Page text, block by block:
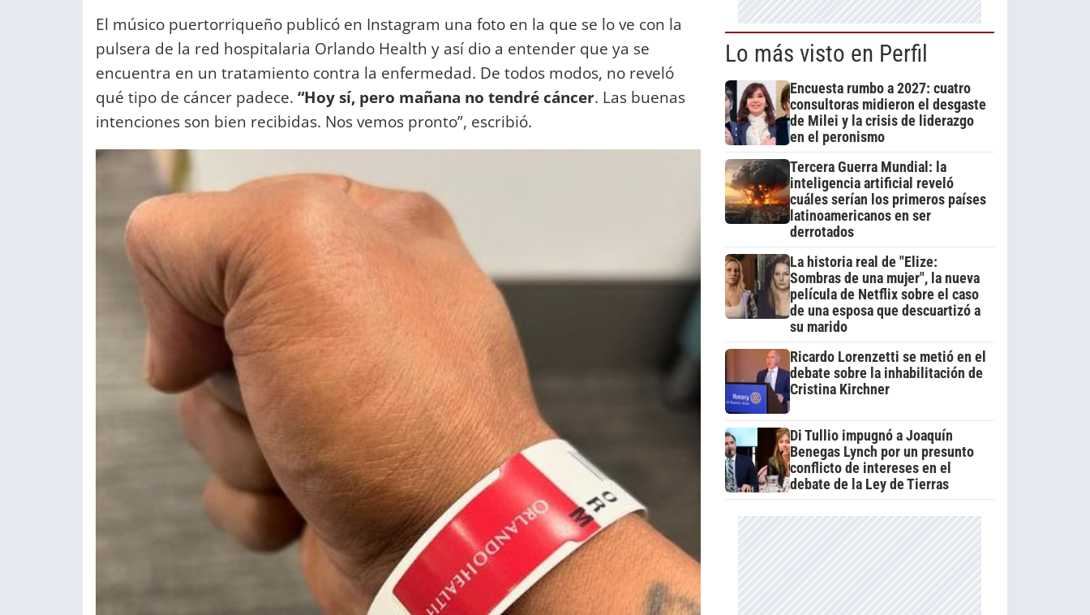
El músico puertorriqueño publicó en Instagram una foto en la que se lo ve con la
pulsera de la red hospitalaria Orlando Health y así dio a entender que ya se
encuentra en un tratamiento contra la enfermedad. De todos modos, no reveló
qué tipo de cáncer padece. “Hoy sí, pero mañana no tendré cáncer. Las buenas
intenciones son bien recibidas. Nos vemos pronto”, escribió.
Lo más visto en Perfil
Encuesta rumbo a 2027: cuatro
consultoras midieron el desgaste
de Milei y la crisis de liderazgo
en el peronismo
Tercera Guerra Mundial: la
inteligencia artificial reveló
cuáles serían los primeros países
latinoamericanos en ser
derrotados
La historia real de "Elize:
Sombras de una mujer", la nueva
película de Netflix sobre el caso
de una esposa que descuartizó a
su marido
Ricardo Lorenzetti se metió en el
debate sobre la inhabilitación de
Cristina Kirchner
Di Tullio impugnó a Joaquín
Benegas Lynch por un presunto
conflicto de intereses en el
debate de la Ley de Tierras